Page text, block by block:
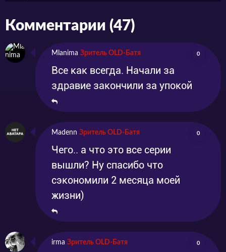
Комментарии (47)
Mlanima Зритель OLD-Батя 0
Все как всегда. Начали за
здравие закончили за упокой
Madenn Зритель OLD-Батя 0
Чего.. а что это все серии
вышли? Ну спасибо что
сэкономили 2 месяца моей
жизни)
irma Зритель OLD-Батя 0